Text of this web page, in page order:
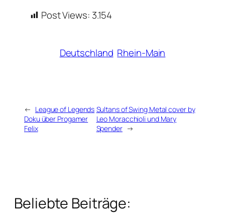
Post Views: 3.154
Deutschland Rhein-Main
← League of Legends
Doku über Progamer
Felix
Sultans of Swing Metal cover by
Leo Moracchioli und Mary
Spender →
Beliebte Beiträge: